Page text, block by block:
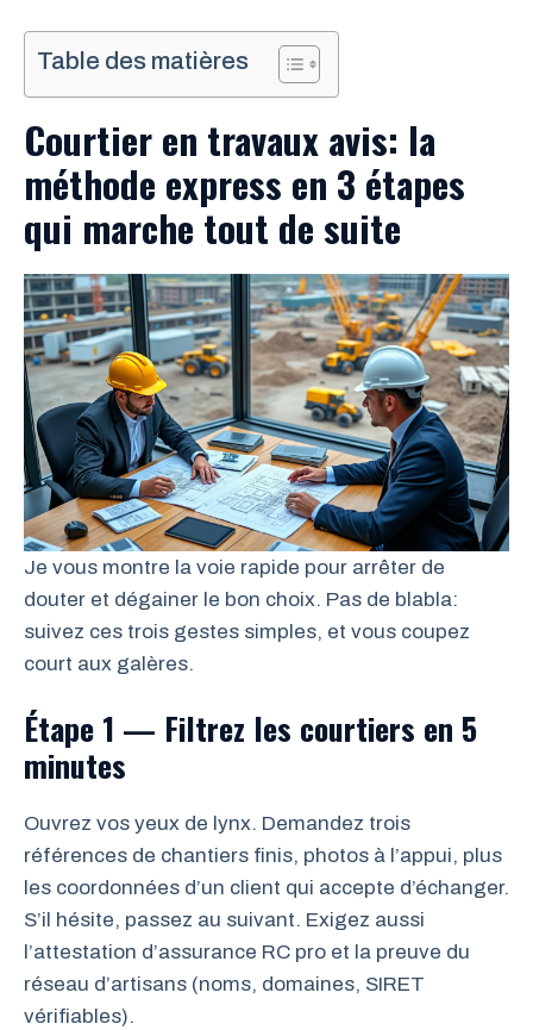
Table des matières
Courtier en travaux avis: la
méthode express en 3 étapes
qui marche tout de suite
Je vous montre la voie rapide pour arrêter de
douter et dégainer le bon choix. Pas de blabla:
suivez ces trois gestes simples, et vous coupez
court aux galères.
Étape 1 — Filtrez les courtiers en 5
minutes
Ouvrez vos yeux de lynx. Demandez trois
références de chantiers finis, photos à l’appui, plus
les coordonnées d’un client qui accepte d’échanger.
S’il hésite, passez au suivant. Exigez aussi
l’attestation d’assurance RC pro et la preuve du
réseau d’artisans (noms, domaines, SIRET
vérifiables).